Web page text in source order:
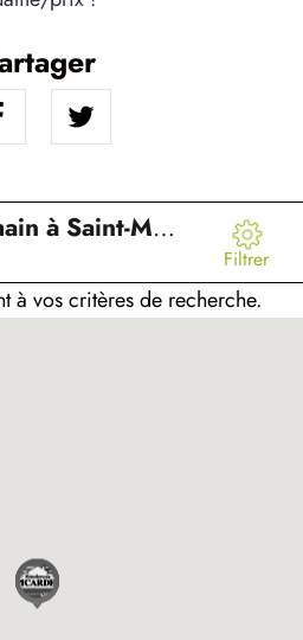
Maisons clé en main à Saint-Martin-du-Bec (76)
Filtrer
à vos critères de recherche.